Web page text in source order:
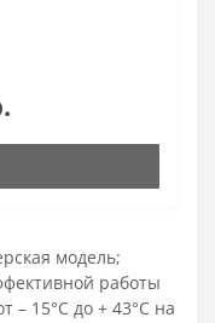
модель;
работы
– 15°С до + 43°С на